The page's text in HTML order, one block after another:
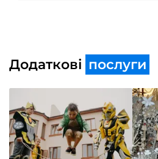
Додаткові послуги